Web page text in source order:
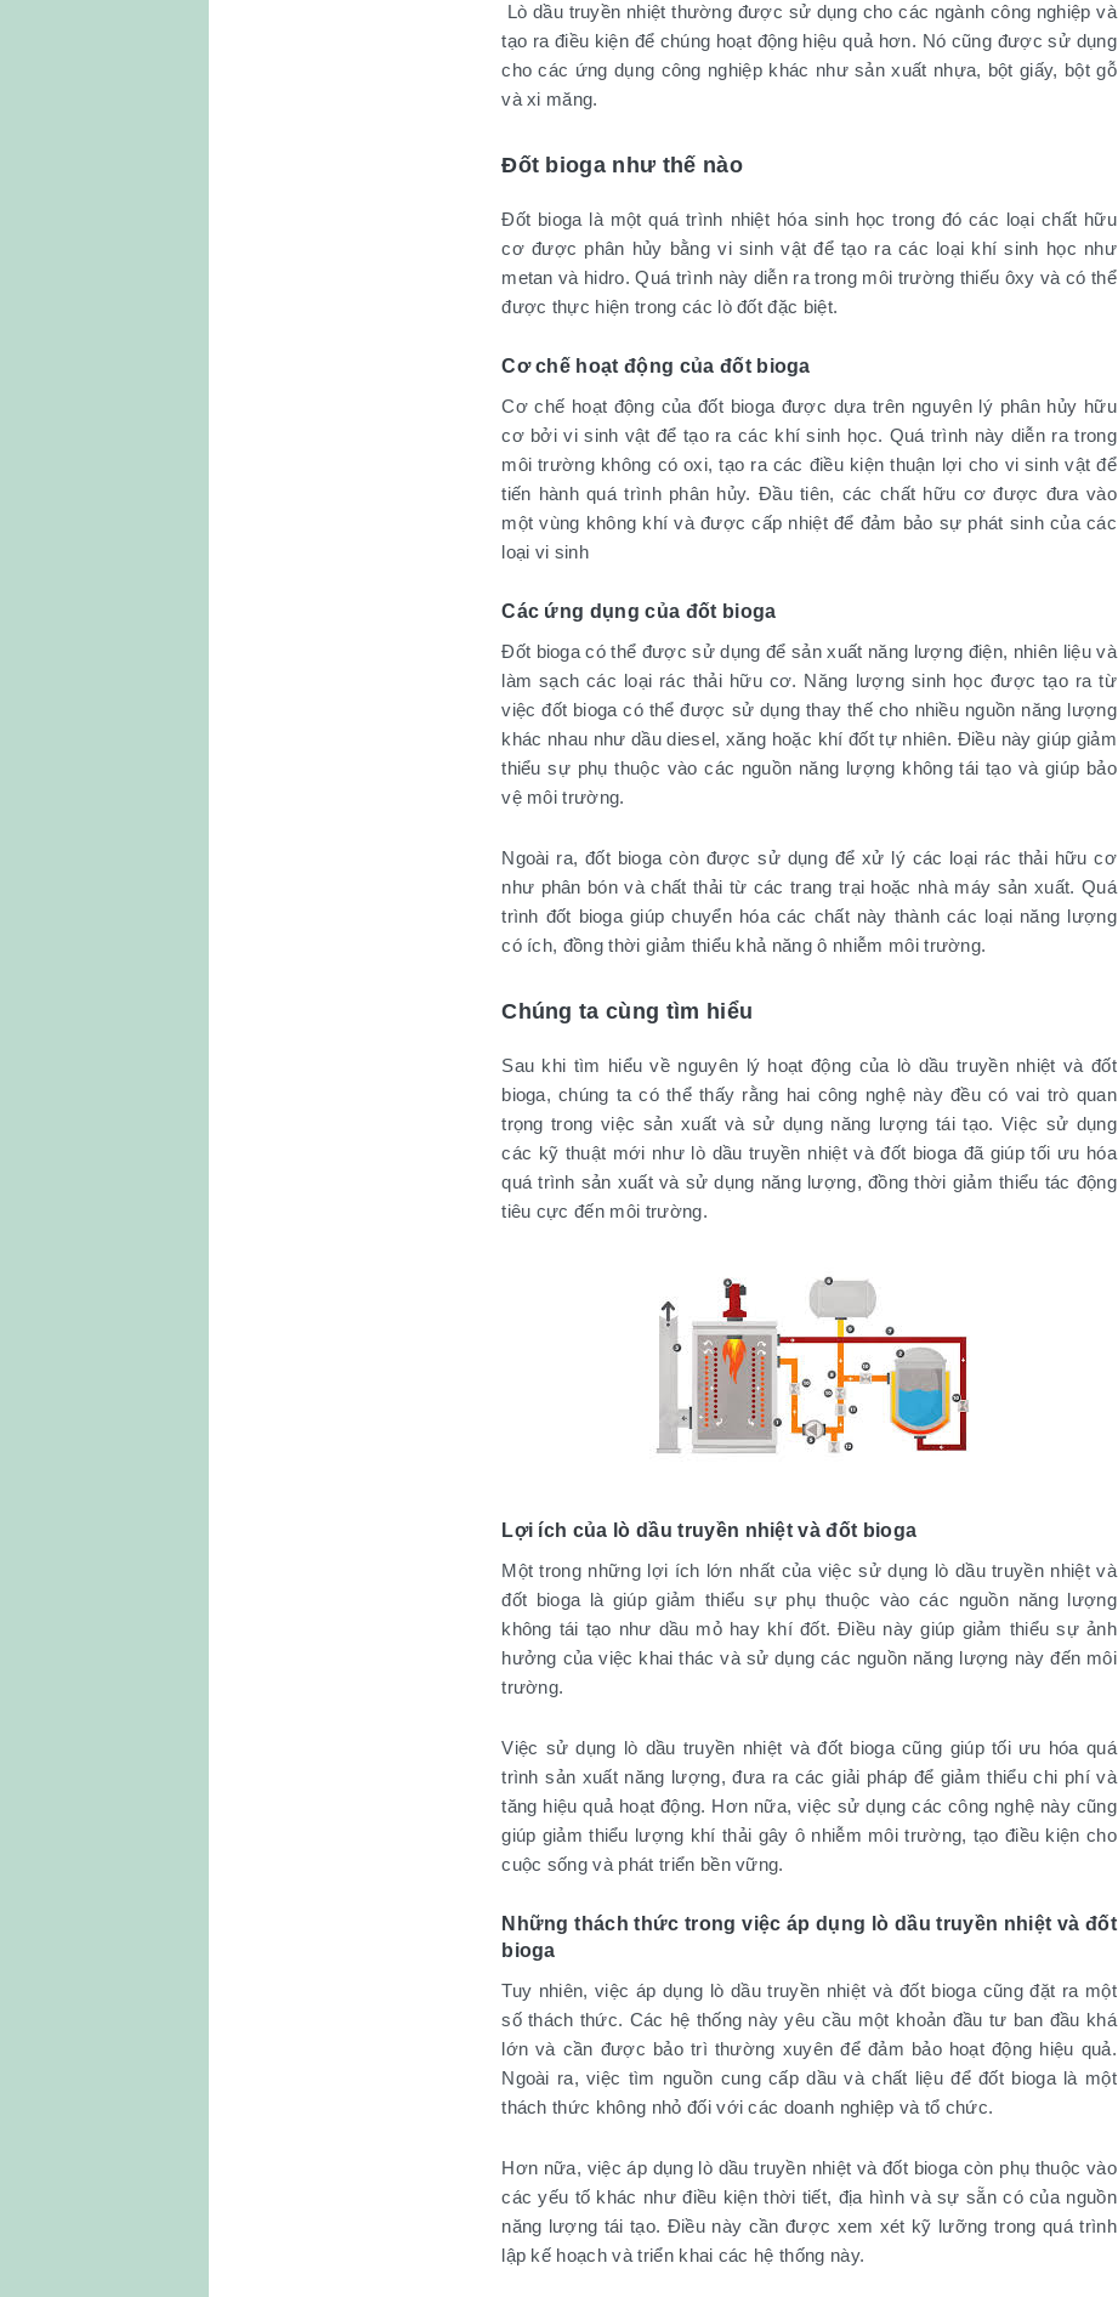
Lò dầu truyền nhiệt thường được sử dụng cho các ngành công nghiệp và
tạo ra điều kiện để chúng hoạt động hiệu quả hơn. Nó cũng được sử dụng
cho các ứng dụng công nghiệp khác như sản xuất nhựa, bột giấy, bột gỗ
và xi măng.
Đốt bioga như thế nào
Đốt bioga là một quá trình nhiệt hóa sinh học trong đó các loại chất hữu
cơ được phân hủy bằng vi sinh vật để tạo ra các loại khí sinh học như
metan và hidro. Quá trình này diễn ra trong môi trường thiếu ôxy và có thể
được thực hiện trong các lò đốt đặc biệt.
Cơ chế hoạt động của đốt bioga
Cơ chế hoạt động của đốt bioga được dựa trên nguyên lý phân hủy hữu
cơ bởi vi sinh vật để tạo ra các khí sinh học. Quá trình này diễn ra trong
môi trường không có oxi, tạo ra các điều kiện thuận lợi cho vi sinh vật để
tiến hành quá trình phân hủy. Đầu tiên, các chất hữu cơ được đưa vào
một vùng không khí và được cấp nhiệt để đảm bảo sự phát sinh của các
loại vi sinh
Các ứng dụng của đốt bioga
Đốt bioga có thể được sử dụng để sản xuất năng lượng điện, nhiên liệu và
làm sạch các loại rác thải hữu cơ. Năng lượng sinh học được tạo ra từ
việc đốt bioga có thể được sử dụng thay thế cho nhiều nguồn năng lượng
khác nhau như dầu diesel, xăng hoặc khí đốt tự nhiên. Điều này giúp giảm
thiểu sự phụ thuộc vào các nguồn năng lượng không tái tạo và giúp bảo
vệ môi trường.
Ngoài ra, đốt bioga còn được sử dụng để xử lý các loại rác thải hữu cơ
như phân bón và chất thải từ các trang trại hoặc nhà máy sản xuất. Quá
trình đốt bioga giúp chuyển hóa các chất này thành các loại năng lượng
có ích, đồng thời giảm thiểu khả năng ô nhiễm môi trường.
Chúng ta cùng tìm hiểu
Sau khi tìm hiểu về nguyên lý hoạt động của lò dầu truyền nhiệt và đốt
bioga, chúng ta có thể thấy rằng hai công nghệ này đều có vai trò quan
trọng trong việc sản xuất và sử dụng năng lượng tái tạo. Việc sử dụng
các kỹ thuật mới như lò dầu truyền nhiệt và đốt bioga đã giúp tối ưu hóa
quá trình sản xuất và sử dụng năng lượng, đồng thời giảm thiểu tác động
tiêu cực đến môi trường.
Lợi ích của lò dầu truyền nhiệt và đốt bioga
Một trong những lợi ích lớn nhất của việc sử dụng lò dầu truyền nhiệt và
đốt bioga là giúp giảm thiểu sự phụ thuộc vào các nguồn năng lượng
không tái tạo như dầu mỏ hay khí đốt. Điều này giúp giảm thiểu sự ảnh
hưởng của việc khai thác và sử dụng các nguồn năng lượng này đến môi
trường.
Việc sử dụng lò dầu truyền nhiệt và đốt bioga cũng giúp tối ưu hóa quá
trình sản xuất năng lượng, đưa ra các giải pháp để giảm thiểu chi phí và
tăng hiệu quả hoạt động. Hơn nữa, việc sử dụng các công nghệ này cũng
giúp giảm thiểu lượng khí thải gây ô nhiễm môi trường, tạo điều kiện cho
cuộc sống và phát triển bền vững.
Những thách thức trong việc áp dụng lò dầu truyền nhiệt và đốt
bioga
Tuy nhiên, việc áp dụng lò dầu truyền nhiệt và đốt bioga cũng đặt ra một
số thách thức. Các hệ thống này yêu cầu một khoản đầu tư ban đầu khá
lớn và cần được bảo trì thường xuyên để đảm bảo hoạt động hiệu quả.
Ngoài ra, việc tìm nguồn cung cấp dầu và chất liệu để đốt bioga là một
thách thức không nhỏ đối với các doanh nghiệp và tổ chức.
Hơn nữa, việc áp dụng lò dầu truyền nhiệt và đốt bioga còn phụ thuộc vào
các yếu tố khác như điều kiện thời tiết, địa hình và sự sẵn có của nguồn
năng lượng tái tạo. Điều này cần được xem xét kỹ lưỡng trong quá trình
lập kế hoạch và triển khai các hệ thống này.